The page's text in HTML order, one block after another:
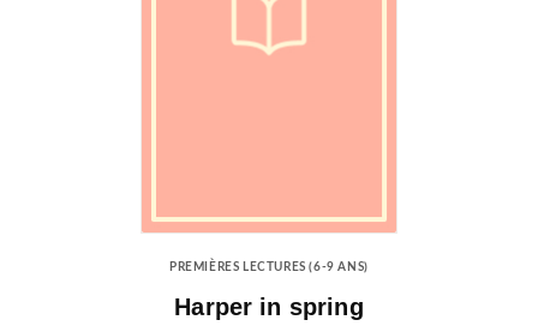
PREMIÈRES LECTURES (6-9 ANS)
Harper in spring